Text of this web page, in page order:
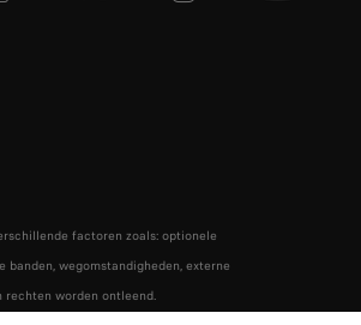
factoren zoals: optionele
wegomstandigheden, externe
rechten worden ontleend.